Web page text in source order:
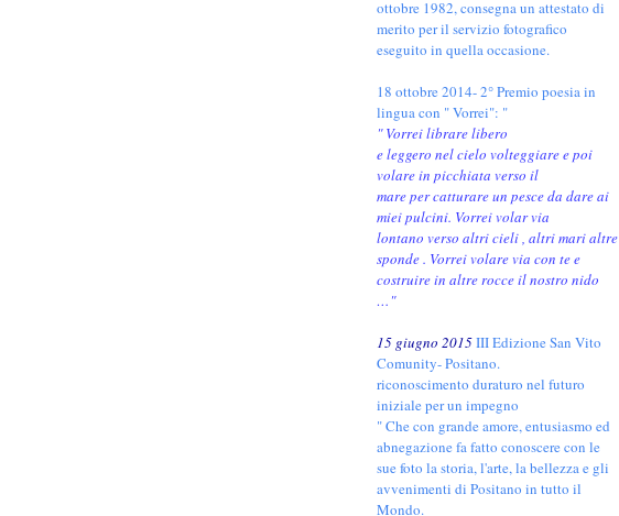
ottobre 1982, consegna un attestato di
merito per il servizio fotografico
eseguito in quella occasione.
18 ottobre 2014- 2° Premio poesia in
lingua con " Vorrei": "
" Vorrei librare libero
e leggero nel cielo volteggiare e poi
volare in picchiata verso il
mare per catturare un pesce da dare ai
miei pulcini. Vorrei volar via
lontano verso altri cieli , altri mari altre
sponde . Vorrei volare via con te e
costruire in altre rocce il nostro nido
…"
15 giugno 2015III Edizione San Vito
Comunity- Positano.
riconoscimento duraturo nel futuro
iniziale per un impegno
" Che con grande amore, entusiasmo ed
abnegazione fa fatto conoscere con le
sue foto la storia, l'arte, la bellezza e gli
avvenimenti di Positano in tutto il
Mondo.